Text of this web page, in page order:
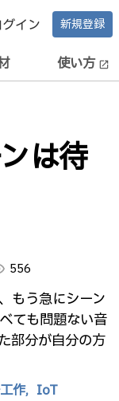
グイン 新規登録
使い方 open_in_new
は待
556
もう急にシーン
ても問題ない音
部分が自分の方
作, IoT